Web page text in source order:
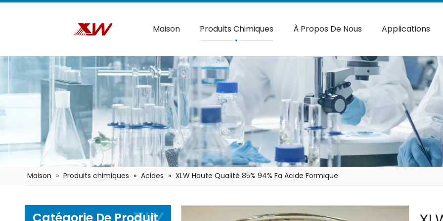
Maison Produits Chimiques À Propos De Nous Applications
Maison » Produits chimiques » Acides » XLW Haute Qualité 85% 94% Fa Acide Formique